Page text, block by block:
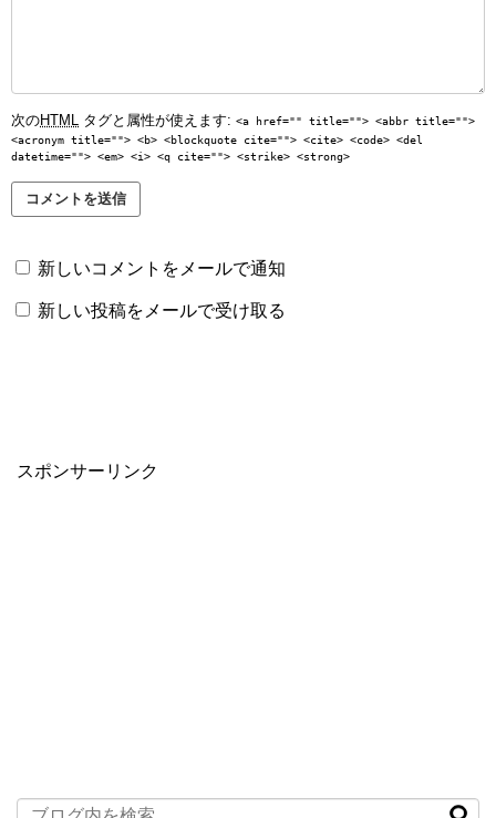
次のHTML タグと属性が使えます: <a href="" title=""> <abbr title="">
<acronym title=""> <b> <blockquote cite=""> <cite> <code> <del
datetime=""> <em> <i> <q cite=""> <strike> <strong>
新しいコメントをメールで通知
新しい投稿をメールで受け取る
スポンサーリンク